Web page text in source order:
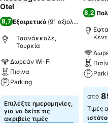
Otel
8,7 Εξαιρετικό (91 αξιολογήσεις
Τσανάκκαλε,
Τουρκία
Δωρεάν Wi-Fi
Πισίνα
Parking
Εμφάνιση τιμών
Επιλέξτε ημερομηνίες,
για να δείτε τις
ακριβείς τιμές
8,2
από
Τιμές